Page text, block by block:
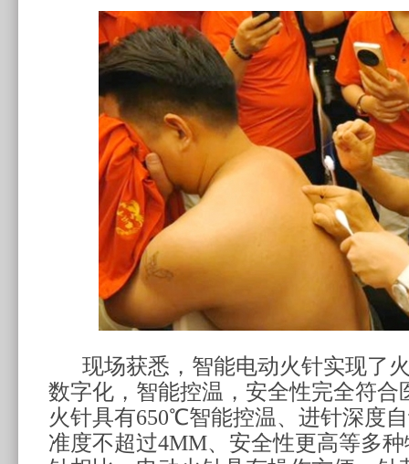
现场获悉， 智能电动火针实现了
数字化，智能控温，安全性完全符合
火针具有650℃智能控温、进针深度
准度不超过4MM、安全性更高等多